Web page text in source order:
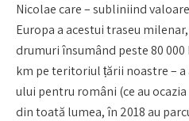
Nicolae care – subliniind
Europa a acestui traseu
drumuri însumând peste 80
km pe teritoriul țării noastre –
ului pentru români (ce au
din toată lumea, în 2018 au